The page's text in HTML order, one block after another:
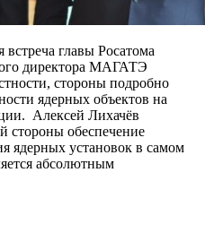
встреча главы Росатома
директора МАГАТЭ
стороны подробно
ядерных объектов на
Алексей Лихачёв
стороны обеспечение
ядерных установок в самом
абсолютным